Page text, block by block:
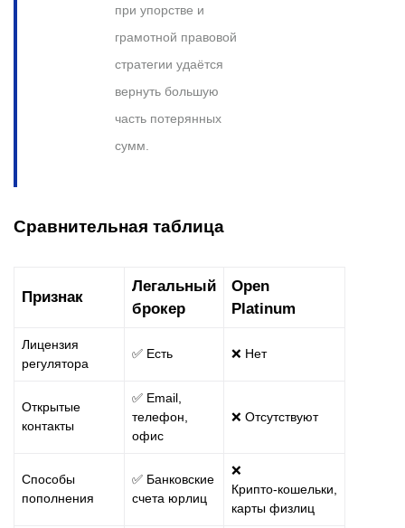
при упорстве и
грамотной правовой
стратегии удаётся
вернуть большую
часть потерянных
сумм.
Сравнительная таблица
Признак
Легальный
брокер
Open
Platinum
Лицензия
регулятора
✅ Есть ❌ Нет
Открытые
контакты
✅ Email,
телефон,
офис
❌ Отсутствуют
Способы
пополнения
✅ Банковские
счета юрлиц
❌
Крипто‑кошельки,
карты физлиц